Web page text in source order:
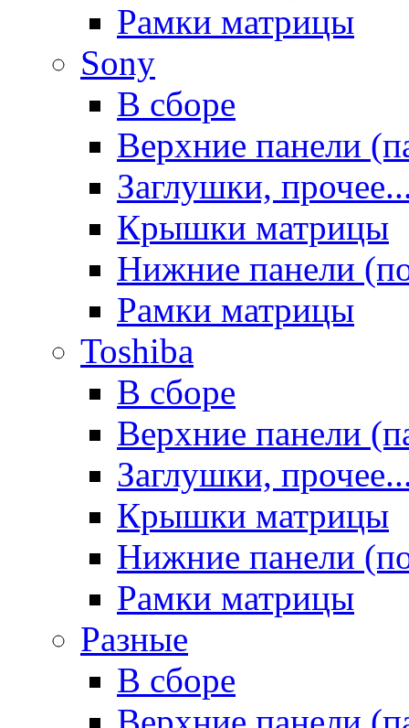
Рамки матрицы
Sony
В сборе
Верхние панели
Заглушки,
Крышки матрицы
Нижние панели
Рамки матрицы
Toshiba
В сборе
Верхние панели
Заглушки,
Крышки матрицы
Нижние панели
Рамки матрицы
Разные
В сборе